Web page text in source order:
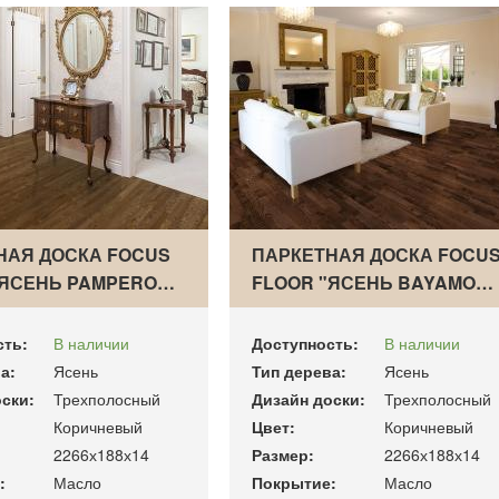
ДОСКА FOCUS
PAMPERO…
В наличии
Ясень
Трехполосный
Коричневый
2266х188х14
Масло
ПАРКЕТНАЯ ДОСКА
FLOOR "ЯСЕНЬ BAYAMO…
Доступность:
В наличии
Тип дерева:
Ясень
Дизайн доски:
Трехполосный
Цвет:
Коричневый
Размер:
2266х188х14
Покрытие:
Масло